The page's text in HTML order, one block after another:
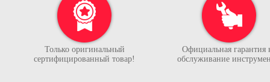
Только оригинальный
сертифицированный товар!
Официальная гарантия
обслуживание